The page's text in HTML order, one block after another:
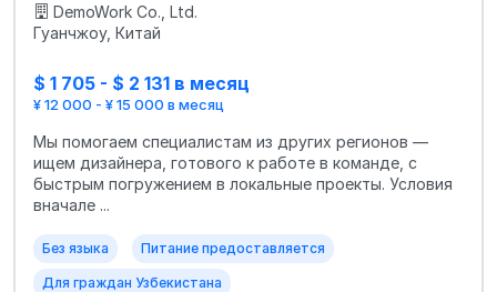
DemoWork Co., Ltd.
Гуанчжоу, Китай
$ 1 705 - $ 2 131 в месяц
¥ 12 000 - ¥ 15 000 в месяц
Мы помогаем специалистам из других регионов —
ищем дизайнера, готового к работе в команде, с
быстрым погружением в локальные проекты. Условия
вначале ...
Без языка Питание предоставляется
Для граждан Узбекистана